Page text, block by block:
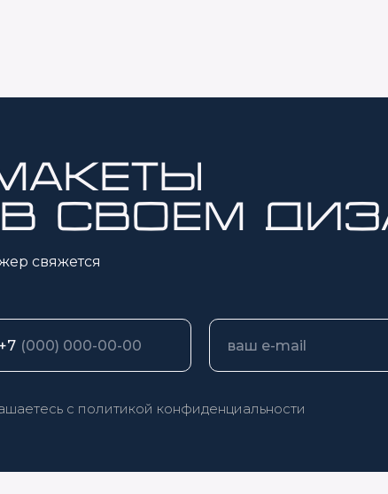
своем
свяжется
+7
с политикой конфиденциальности